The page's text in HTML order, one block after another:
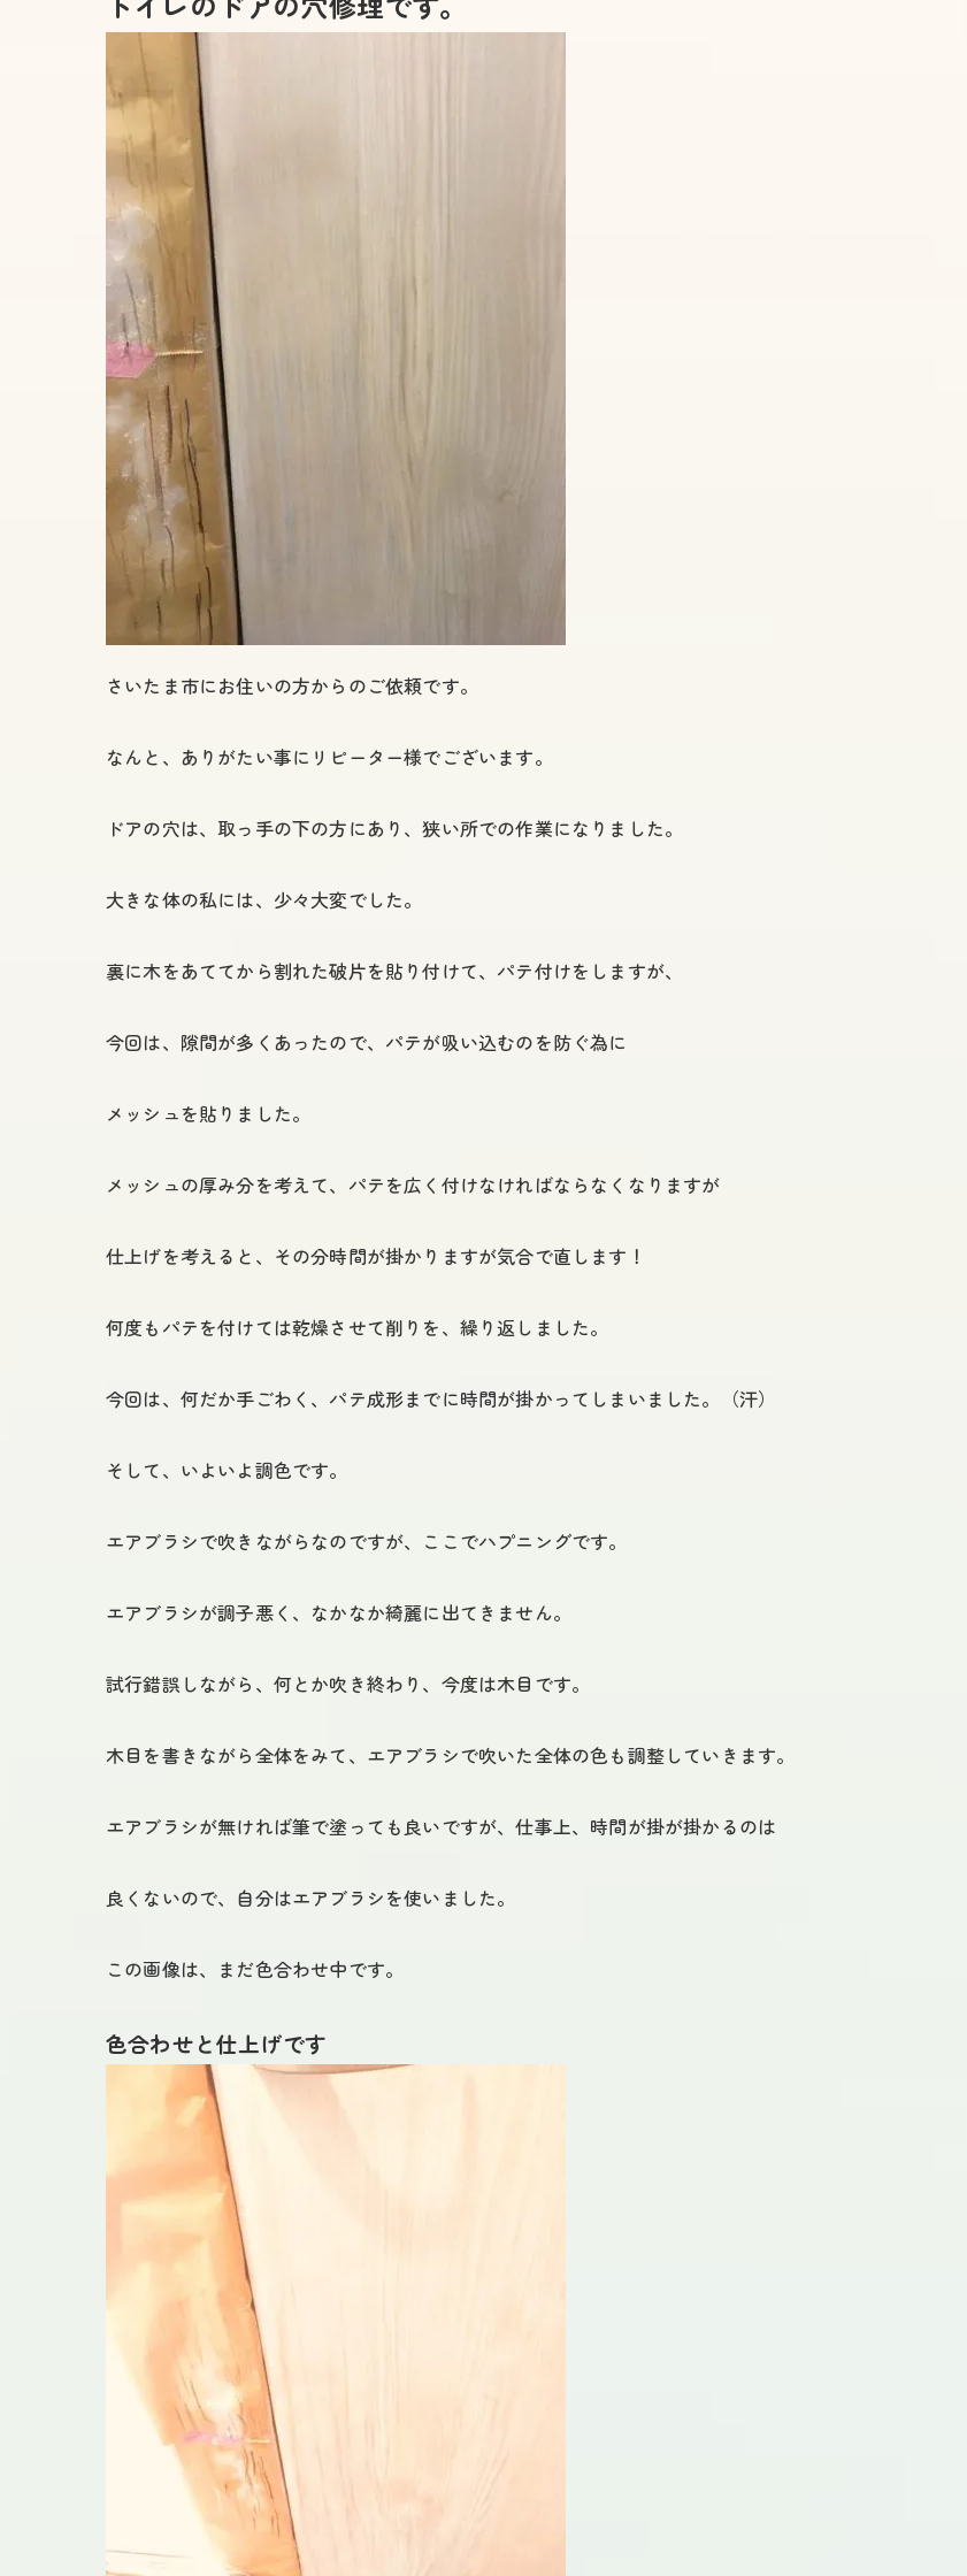
さいたま市にお住いの方からのご依頼です。
なんと、ありがたい事にリピーター様でございます。
ドアの穴は、取っ手の下の方にあり、狭い所での作業になりました。
大きな体の私には、少々大変でした。
裏に木をあててから割れた破片を貼り付けて、パテ付けをしますが、
今回は、隙間が多くあったので、パテが吸い込むのを防ぐ為に
メッシュを貼りました。
メッシュの厚み分を考えて、パテを広く付けなければならなくなりますが
仕上げを考えると、その分時間が掛かりますが気合で直します！
何度もパテを付けては乾燥させて削りを、繰り返しました。
今回は、何だか手ごわく、パテ成形までに時間が掛かってしまいました。（汗）
そして、いよいよ調色です。
エアブラシで吹きながらなのですが、ここでハプニングです。
エアブラシが調子悪く、なかなか綺麗に出てきません。
試行錯誤しながら、何とか吹き終わり、今度は木目です。
木目を書きながら全体をみて、エアブラシで吹いた全体の色も調整していきます。
エアブラシが無ければ筆で塗っても良いですが、仕事上、時間が掛が掛かるのは
良くないので、自分はエアブラシを使いました。
この画像は、まだ色合わせ中です。
色合わせと仕上げです